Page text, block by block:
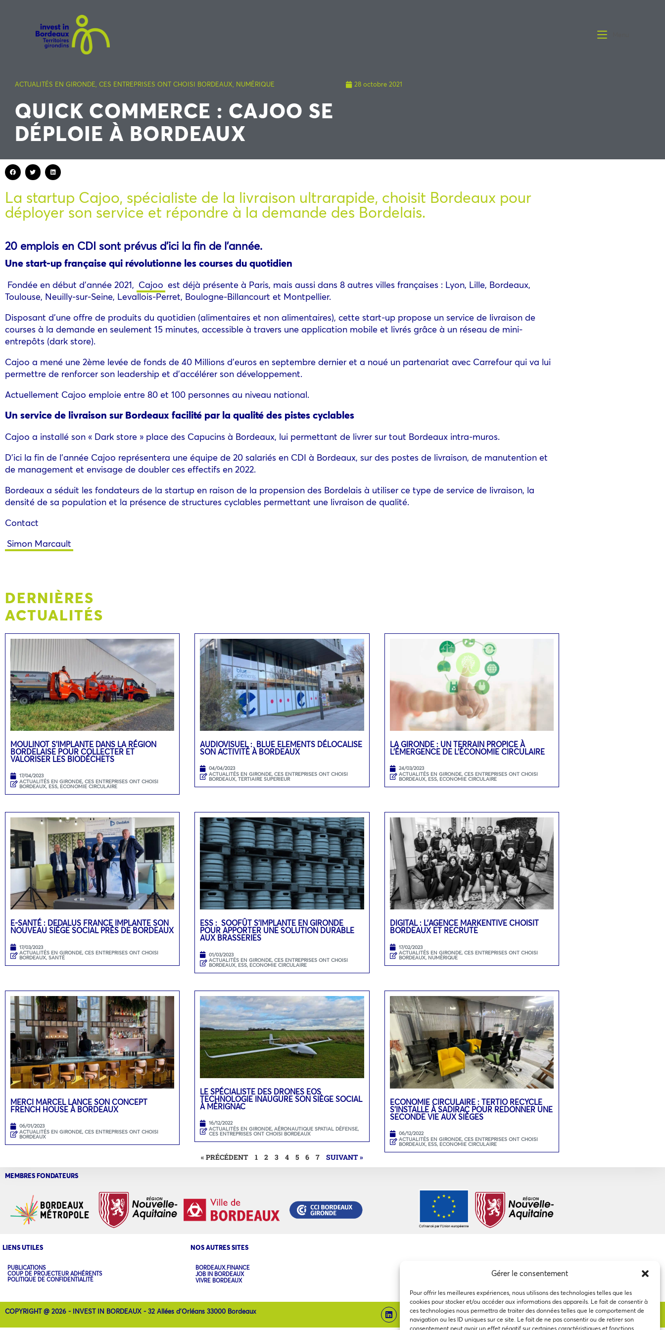
Gérer le consentement
Pour offrir les meilleures expériences, nous utilisons des technologies telles que les
cookies pour stocker et/ou accéder aux informations des appareils. Le fait de consentir à
ces technologies nous permettra de traiter des données telles que le comportement de
navigation ou les ID uniques sur ce site. Le fait de ne pas consentir ou de retirer son
consentement peut avoir un effet négatif sur certaines caractéristiques et fonctions.
ACTUALITÉS EN GIRONDE, CES ENTREPRISES ONT CHOISI BORDEAUX, NUMÉRIQUE
QUICK COMMERCE : CAJOO SE
DÉPLOIE À BORDEAUX
28 octobre 2021
La startup Cajoo, spécialiste de la livraison ultrarapide, choisit Bordeaux pour
déployer son service et répondre à la demande des Bordelais.
20 emplois en CDI sont prévus d’ici la fin de l’année.
Une start-up française qui révolutionne les courses du quotidien
Fondée en début d’année 2021, Cajoo est déjà présente à Paris, mais aussi dans 8 autres villes françaises : Lyon, Lille, Bordeaux,
Toulouse, Neuilly-sur-Seine, Levallois-Perret, Boulogne-Billancourt et Montpellier.
Disposant d’une offre de produits du quotidien (alimentaires et non alimentaires), cette start-up propose un service de livraison de
courses à la demande en seulement 15 minutes, accessible à travers une application mobile et livrés grâce à un réseau de mini-
entrepôts (dark store).
Cajoo a mené une 2ème levée de fonds de 40 Millions d’euros en septembre dernier et a noué un partenariat avec Carrefour qui va lui
permettre de renforcer son leadership et d’accélérer son développement.
Actuellement Cajoo emploie entre 80 et 100 personnes au niveau national.
Un service de livraison sur Bordeaux facilité par la qualité des pistes cyclables
Cajoo a installé son « Dark store » place des Capucins à Bordeaux, lui permettant de livrer sur tout Bordeaux intra-muros.
D’ici la fin de l’année Cajoo représentera une équipe de 20 salariés en CDI à Bordeaux, sur des postes de livraison, de manutention et
de management et envisage de doubler ces effectifs en 2022.
Bordeaux a séduit les fondateurs de la startup en raison de la propension des Bordelais à utiliser ce type de service de livraison, la
densité de sa population et la présence de structures cyclables permettant une livraison de qualité.
Contact
Simon Marcault
DERNIÈRES
ACTUALITÉS
MOULINOT S’IMPLANTE DANS LA RÉGION
BORDELAISE POUR COLLECTER ET
VALORISER LES BIODÉCHETS
17/04/2023
ACTUALITÉS EN GIRONDE, CES ENTREPRISES ONT CHOISI
BORDEAUX, ESS, ECONOMIE CIRCULAIRE
AUDIOVISUEL : BLUE ELEMENTS DÉLOCALISE
SON ACTIVITÉ À BORDEAUX
04/04/2023
ACTUALITÉS EN GIRONDE,CES ENTREPRISES ONT CHOISI
BORDEAUX,TERTIAIRE SUPERIEUR
LA GIRONDE : UN TERRAIN PROPICE À
L’ÉMERGENCE DE L’ÉCONOMIE CIRCULAIRE
24/03/2023
ACTUALITÉS EN GIRONDE, CES ENTREPRISES ONT CHOISI
BORDEAUX, ESS, ECONOMIE CIRCULAIRE
E-SANTÉ : DEDALUS FRANCE IMPLANTE SON
NOUVEAU SIÈGE SOCIAL PRÈS DE BORDEAUX
17/03/2023
ACTUALITÉS EN GIRONDE, CES ENTREPRISES ONT CHOISI
BORDEAUX, SANTÉ
ESS : SOOFÛT S’IMPLANTE EN GIRONDE
POUR APPORTER UNE SOLUTION DURABLE
AUX BRASSERIES
01/03/2023
ACTUALITÉS EN GIRONDE,CES ENTREPRISES ONT CHOISI
BORDEAUX, ESS, ECONOMIE CIRCULAIRE
DIGITAL : L’AGENCE MARKENTIVE CHOISIT
BORDEAUX ET RECRUTE
17/02/2023
ACTUALITÉS EN GIRONDE, CES ENTREPRISES ONT CHOISI
BORDEAUX, NUMÉRIQUE
MERCI MARCEL LANCE SON CONCEPT
FRENCH HOUSE À BORDEAUX
06/01/2023
ACTUALITÉS EN GIRONDE, CES ENTREPRISES ONT CHOISI
BORDEAUX
LE SPÉCIALISTE DES DRONES EOS
TECHNOLOGIE INAUGURE SON SIÈGE SOCIAL
À MÉRIGNAC
16/12/2022
ACTUALITÉS EN GIRONDE,AÉRONAUTIQUE SPATIAL DÉFENSE,
CES ENTREPRISES ONT CHOISI BORDEAUX
ECONOMIE CIRCULAIRE : TERTIO RECYCLE
S’INSTALLE À SADIRAC POUR REDONNER UNE
SECONDE VIE AUX SIÈGES
06/12/2022
ACTUALITÉS EN GIRONDE, CES ENTREPRISES ONT CHOISI
BORDEAUX, ESS, ECONOMIE CIRCULAIRE
« PRÉCÉDENT 1 2 3 4 5 6 7 SUIVANT »
MEMBRES FONDATEURS
LIENS UTILES
PUBLICATIONS
COUP DE PROJECTEUR ADHÉRENTS
POLITIQUE DE CONFIDENTIALITÉ
NOS AUTRES SITES
BORDEAUX.FINANCE
JOB IN BORDEAUX
VIVRE BORDEAUX
COPYRIGHT @ 2026 - INVEST IN BORDEAUX - 32 Allées d'Orléans 33000 Bordeaux